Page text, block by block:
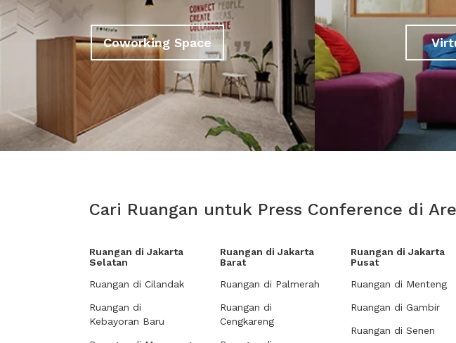
Coworking Space
Cari Ruangan untuk Press Conference di
Ruangan di Jakarta
Selatan
Ruangan di Cilandak
Ruangan di
Kebayoran Baru
Ruangan di Jakarta
Barat
Ruangan di Palmerah
Ruangan di
Cengkareng
Ruangan di Jakarta
Pusat
Ruangan di Menteng
Ruangan di Gambir
Ruangan di Senen